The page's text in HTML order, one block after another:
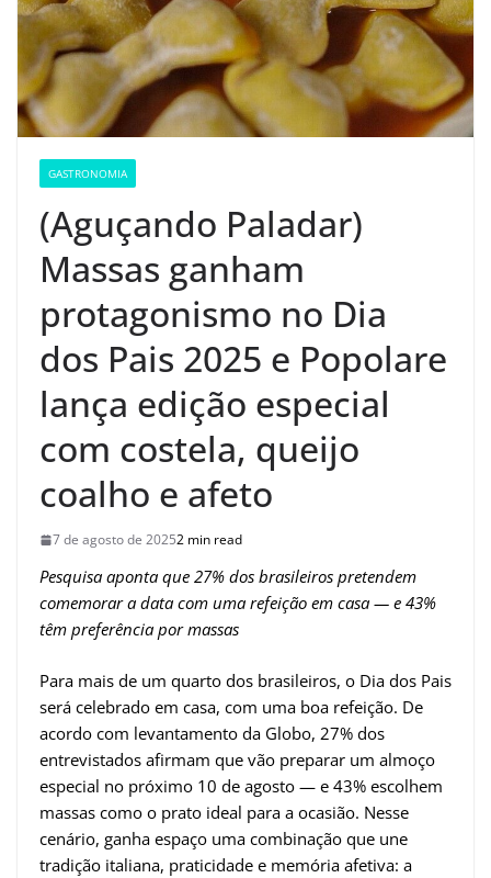
GASTRONOMIA
(Aguçando Paladar)
Massas ganham
protagonismo no Dia
dos Pais 2025 e Popolare
lança edição especial
com costela, queijo
coalho e afeto
7 de agosto de 20252 min read
Pesquisa aponta que 27% dos brasileiros pretendem
comemorar a data com uma refeição em casa — e 43%
têm preferência por massas
Para mais de um quarto dos brasileiros, o Dia dos Pais
será celebrado em casa, com uma boa refeição. De
acordo com levantamento da Globo, 27% dos
entrevistados afirmam que vão preparar um almoço
especial no próximo 10 de agosto — e 43% escolhem
massas como o prato ideal para a ocasião. Nesse
cenário, ganha espaço uma combinação que une
tradição italiana, praticidade e memória afetiva: a